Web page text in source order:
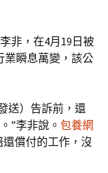
非，在4月19日被
業瞬息萬變，該公
送）告訴前，還
”李非說。 包養網
償付的工作，沒